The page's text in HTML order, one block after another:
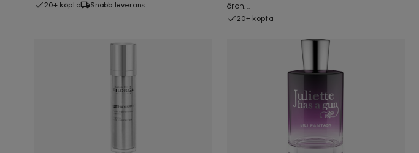
20+ köpta Snabb leverans
öron...
20+ köpta